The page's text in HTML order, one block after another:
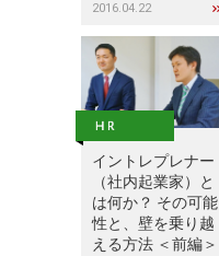
2016.04.22
イントレプレナー
（社内起業家）と
は何か？ その可能
性と、壁を乗り越
える方法 ＜前編＞